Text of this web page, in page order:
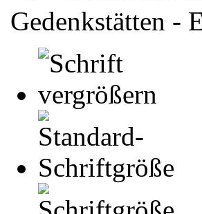
Gedenkstätten -